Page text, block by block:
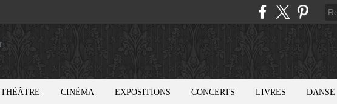
THÉÂTRE CINÉMA EXPOSITIONS CONCERTS LIVRES DANSE